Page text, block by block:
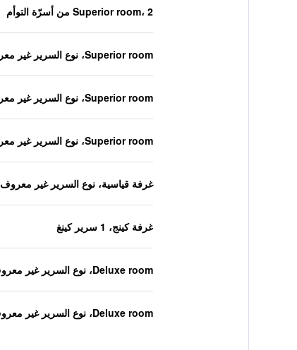
Superior room، 2 من أسرّة التوأم
Superior room، نوع السرير غير معروف
Superior room، نوع السرير غير معروف
Superior room، نوع السرير غير معروف
غرفة قياسية، نوع السرير غير معروف
غرفة كينج، 1 سرير كينغ
Deluxe room، نوع السرير غير معروف
Deluxe room، نوع السرير غير معروف